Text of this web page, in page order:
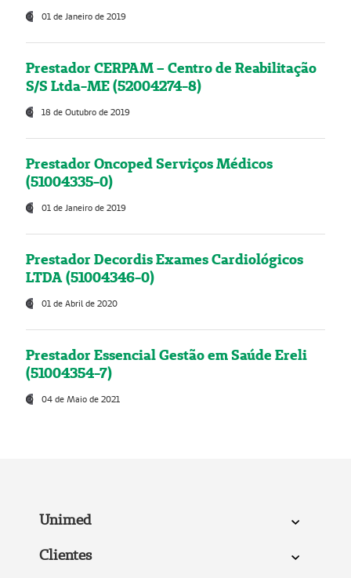
01 de Janeiro de 2019
Prestador CERPAM – Centro de Reabilitação
S/S Ltda-ME (52004274-8)
18 de Outubro de 2019
Prestador Oncoped Serviços Médicos
(51004335-0)
01 de Janeiro de 2019
Prestador Decordis Exames Cardiológicos
LTDA (51004346-0)
01 de Abril de 2020
Prestador Essencial Gestão em Saúde Ereli
(51004354-7)
04 de Maio de 2021
Unimed
Clientes